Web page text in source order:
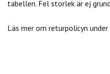
tabellen. Fel storlek är ej
Läs mer om returpolicyn